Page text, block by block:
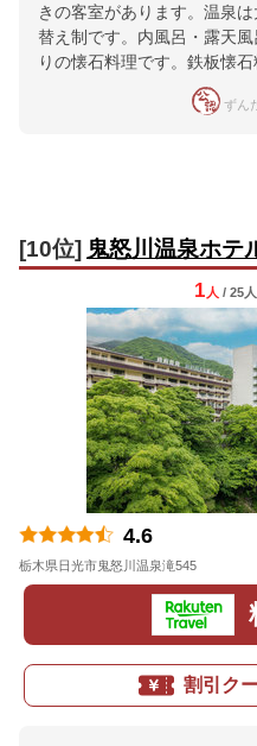
きの客室があります。温泉
替え制です。内風呂・露天
りの懐石料理です。鉄板懐
ずん
[10位] 鬼怒川温泉ホテ
1 人 / 25人
4.6
栃木県日光市鬼怒川温泉滝545
割引ク